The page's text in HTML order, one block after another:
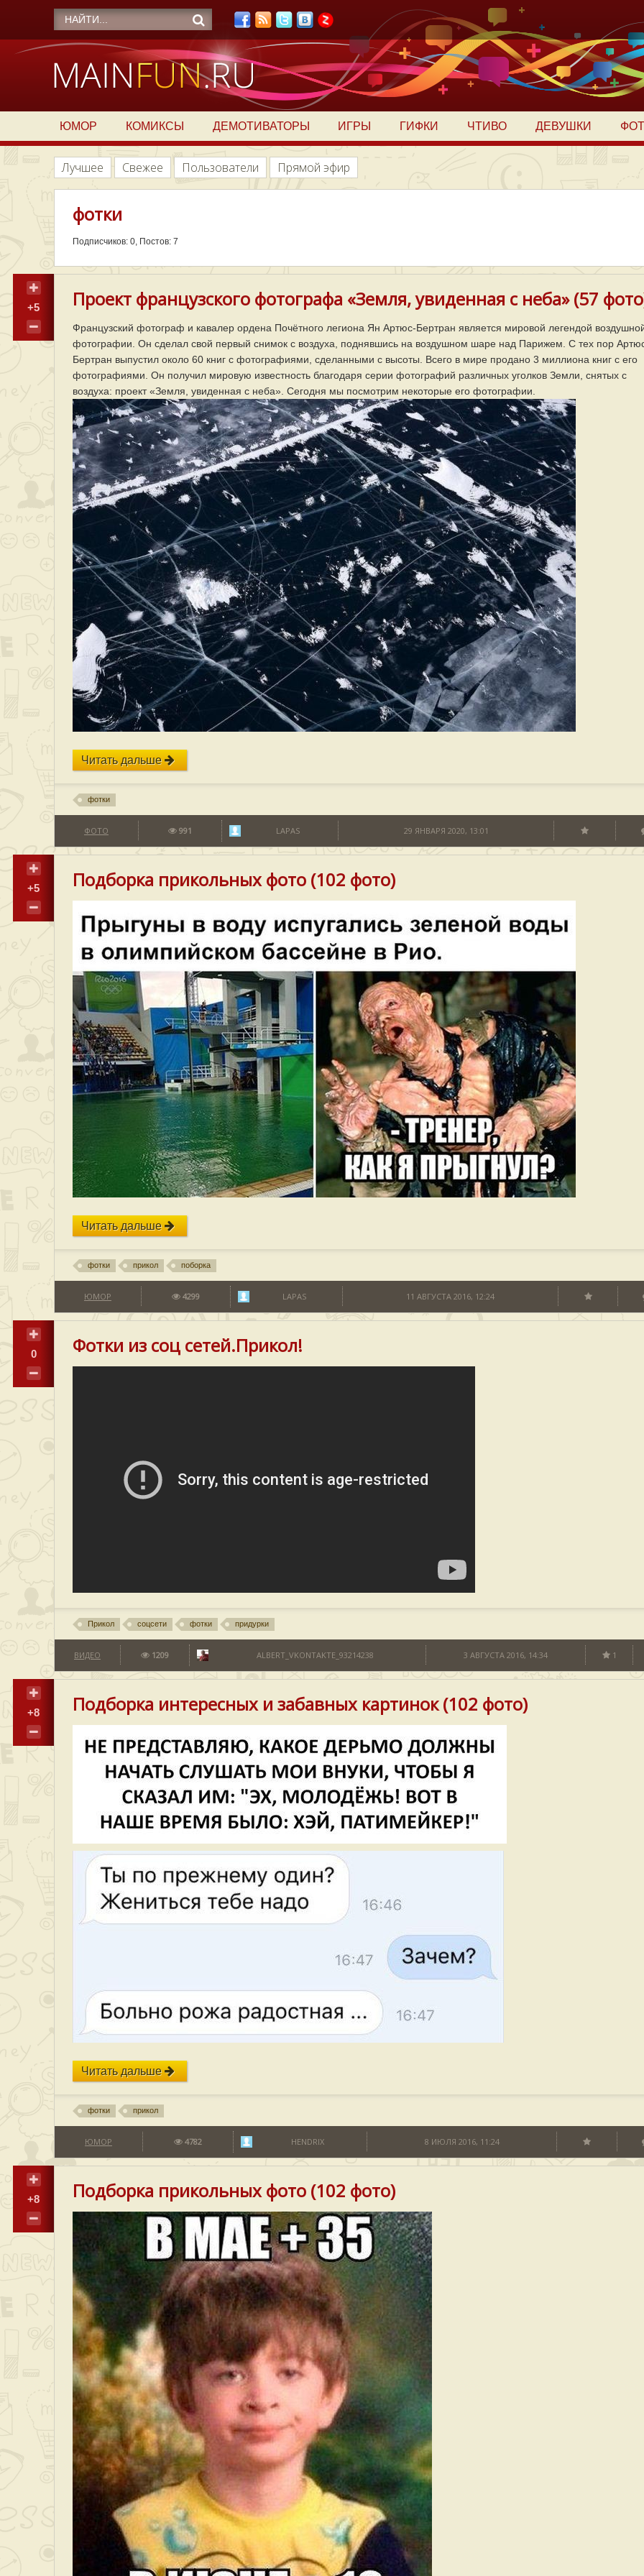
ЮМОР КОМИКСЫ ДЕМОТИВАТОРЫ ИГРЫ ГИФКИ ЧТИВО ДЕВУШКИ
Лучшее Свежее Пользователи Прямой эфир
фотки
Подписчиков: 0, Постов: 7
+5 Проект французского фотографа «Земля, увиденная с неба» (57
Французский фотограф и кавалер ордена Почётного легиона Ян Артюс-Бертран является мировой легендой
фотографии. Он сделал свой первый снимок с воздуха, поднявшись на воздушном шаре над Парижем. С тех пор
Бертран выпустил около 60 книг с фотографиями, сделанными с высоты. Всего в мире продано 3 миллиона книг с его
фотографиями. Он получил мировую известность благодаря серии фотографий различных уголков Земли, снятых с
воздуха: проект «Земля, увиденная с неба». Сегодня мы посмотрим некоторые его фотографии.
Читать дальше
фотки
ФОТО 991 LAPAS 29 ЯНВАРЯ 2020, 13:01
+5 Подборка прикольных фото (102 фото)
Читать дальше
фотки прикол поборка
ЮМОР 4299 LAPAS 11 АВГУСТА 2016, 12:24
0 Фотки из соц сетей.Прикол!
Прикол соцсети фотки придурки
ВИДЕО 1209 ALBERT_VKONTAKTE_93214238 3 АВГУСТА 2016, 14:34 1
+8 Подборка интересных и забавных картинок (102 фото)
Читать дальше
фотки прикол
ЮМОР 4782 HENDRIX 8 ИЮЛЯ 2016, 11:24
+8 Подборка прикольных фото (102 фото)